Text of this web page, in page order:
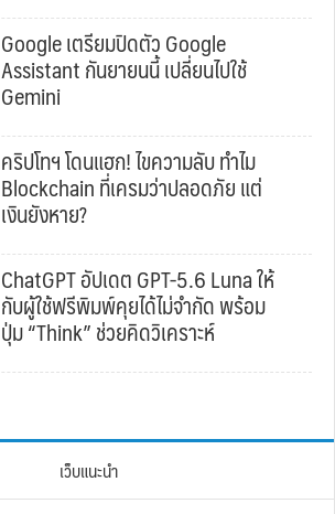
Google เตรียมปิดตัว Google
Assistant กันยายนนี้ เปลี่ยนไปใช้
Gemini
คริปโทฯ โดนแฮก! ไขความลับ ทำไม
Blockchain ที่เครมว่าปลอดภัย แต่
เงินยังหาย?
ChatGPT อัปเดต GPT-5.6 Luna ให้
กับผู้ใช้ฟรีพิมพ์คุยได้ไม่จำกัด พร้อม
ปุ่ม “Think” ช่วยคิดวิเคราะห์
เว็บแนะนำ